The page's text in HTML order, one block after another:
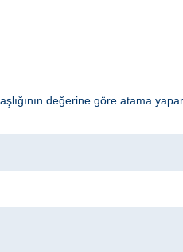
değerine göre atama